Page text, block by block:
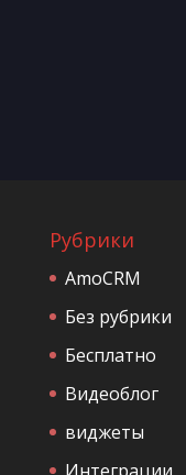
Рубрики
AmoCRM
Без рубрики
Бесплатно
Видеоблог
виджеты